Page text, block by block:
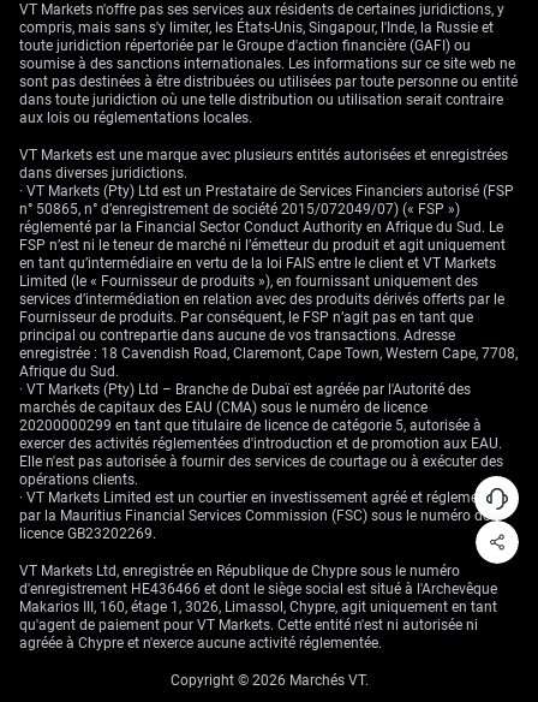
VT Markets n'offre pas ses services aux résidents de certaines juridictions, y
compris, mais sans s'y limiter, les États-Unis, Singapour, l'Inde, la Russie et
toute juridiction répertoriée par le Groupe d'action financière (GAFI) ou
soumise à des sanctions internationales. Les informations sur ce site web ne
sont pas destinées à être distribuées ou utilisées par toute personne ou entité
dans toute juridiction où une telle distribution ou utilisation serait contraire
aux lois ou réglementations locales.
VT Markets est une marque avec plusieurs entités autorisées et enregistrées
dans diverses juridictions.
· VT Markets (Pty) Ltd est un Prestataire de Services Financiers autorisé (FSP
n° 50865, n° d’enregistrement de société 2015/072049/07) (« FSP »)
réglementé par la Financial Sector Conduct Authority en Afrique du Sud. Le
FSP n’est ni le teneur de marché ni l’émetteur du produit et agit uniquement
en tant qu’intermédiaire en vertu de la loi FAIS entre le client et VT Markets
Limited (le « Fournisseur de produits »), en fournissant uniquement des
services d’intermédiation en relation avec des produits dérivés offerts par le
Fournisseur de produits. Par conséquent, le FSP n’agit pas en tant que
principal ou contrepartie dans aucune de vos transactions. Adresse
enregistrée : 18 Cavendish Road, Claremont, Cape Town, Western Cape, 7708,
Afrique du Sud.
· VT Markets (Pty) Ltd – Branche de Dubaï est agréée par l'Autorité des
marchés de capitaux des EAU (CMA) sous le numéro de licence
20200000299 en tant que titulaire de licence de catégorie 5, autorisée à
exercer des activités réglementées d'introduction et de promotion aux EAU.
Elle n'est pas autorisée à fournir des services de courtage ou à exécuter des
opérations clients.
· VT Markets Limited est un courtier en investissement agréé et réglementé
par la Mauritius Financial Services Commission (FSC) sous le numéro de
licence GB23202269.
VT Markets Ltd, enregistrée en République de Chypre sous le numéro
d'enregistrement HE436466 et dont le siège social est situé à l'Archevêque
Makarios III, 160, étage 1, 3026, Limassol, Chypre, agit uniquement en tant
qu'agent de paiement pour VT Markets. Cette entité n'est ni autorisée ni
agréée à Chypre et n'exerce aucune activité réglementée.
Copyright © 2026 Marchés VT.